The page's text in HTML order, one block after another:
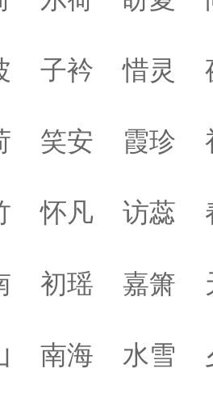
子衿 惜灵
笑安 霞珍
怀凡 访蕊
初瑶 嘉箫
南海 水雪